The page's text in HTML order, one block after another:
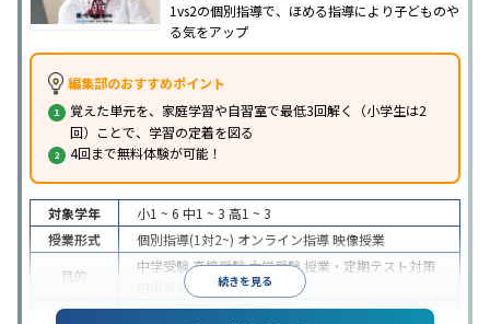
1vs2の個別指導で、ほめる指導により子どものや
る気をアップ
編集部のおすすめポイント
覚えた単元を、家庭学習や自習室で最低3回解く（小学生は2
回）ことで、学習の定着を図る
4回まで無料体験が可能！
続きを見る
対象学年 小1 ~ 6 中1 ~ 3 高1 ~ 3
授業形式
個別指導(1対2~) オンライン指導映像授業
目的
中学受験高校受験大学受験 授業・定期テスト対策
内申点対策
学習習慣の定着
成績保証制度あり授業の振替可能オンライン対応